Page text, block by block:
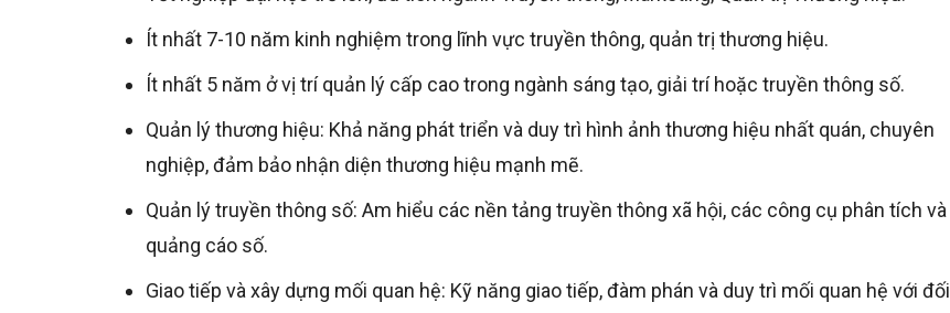
Ít nhất 7-10 năm kinh nghiệm trong lĩnh vực truyền thông, quản trị thương hiệu.
Ít nhất 5 năm ở vị trí quản lý cấp cao trong ngành sáng tạo, giải trí hoặc truyền thông số.
Quản lý thương hiệu: Khả năng phát triển và duy trì hình ảnh thương hiệu nhất quán, chuyên
nghiệp, đảm bảo nhận diện thương hiệu mạnh mẽ.
Quản lý truyền thông số: Am hiểu các nền tảng truyền thông xã hội, các công cụ phân tích và
quảng cáo số.
Giao tiếp và xây dựng mối quan hệ: Kỹ năng giao tiếp, đàm phán và duy trì mối quan hệ với đối